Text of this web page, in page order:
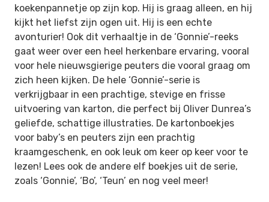
koekenpannetje op zijn kop. Hij is graag alleen, en hij
kijkt het liefst zijn ogen uit. Hij is een echte
avonturier! Ook dit verhaaltje in de ‘Gonnie’-reeks
gaat weer over een heel herkenbare ervaring, vooral
voor hele nieuwsgierige peuters die vooral graag om
zich heen kijken. De hele ‘Gonnie’-serie is
verkrijgbaar in een prachtige, stevige en frisse
uitvoering van karton, die perfect bij Oliver Dunrea’s
geliefde, schattige illustraties. De kartonboekjes
voor baby’s en peuters zijn een prachtig
kraamgeschenk, en ook leuk om keer op keer voor te
lezen! Lees ook de andere elf boekjes uit de serie,
zoals ‘Gonnie’, ‘Bo’, ‘Teun’ en nog veel meer!